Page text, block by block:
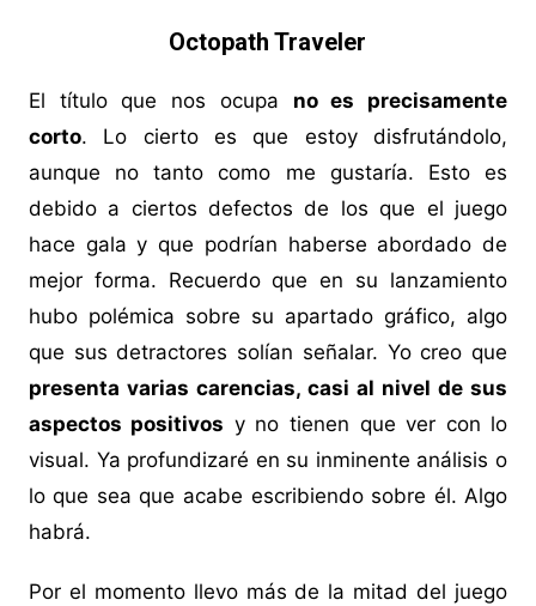
Octopath Traveler
El título que nos ocupa no es precisamente
corto. Lo cierto es que estoy disfrutándolo,
aunque no tanto como me gustaría. Esto es
debido a ciertos defectos de los que el juego
hace gala y que podrían haberse abordado de
mejor forma. Recuerdo que en su lanzamiento
hubo polémica sobre su apartado gráfico, algo
que sus detractores solían señalar. Yo creo que
presenta varias carencias, casi al nivel de sus
aspectos positivos y no tienen que ver con lo
visual. Ya profundizaré en su inminente análisis o
lo que sea que acabe escribiendo sobre él. Algo
habrá.
Por el momento llevo más de la mitad del juego